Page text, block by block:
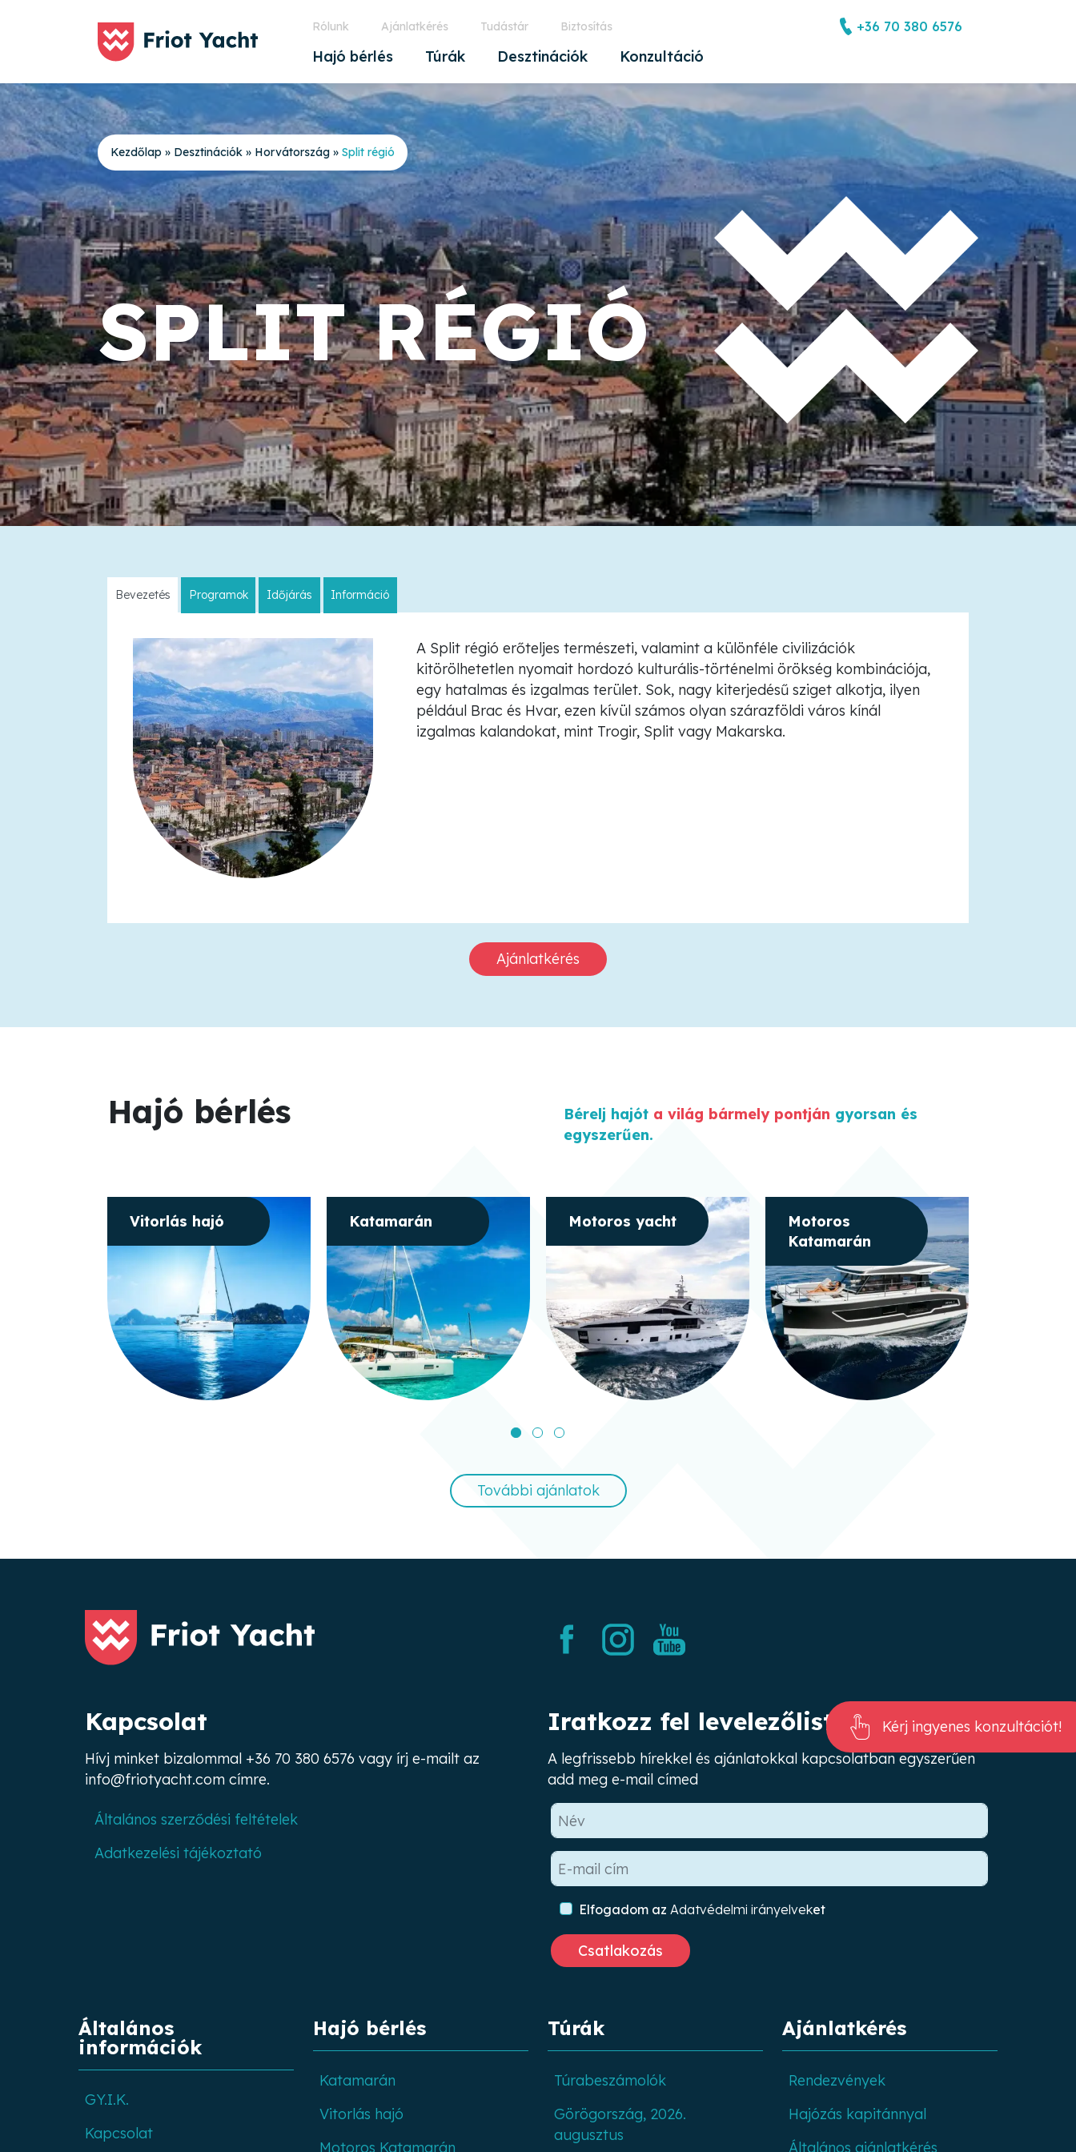
Rólunk Ajánlatkérés Tudástár Biztosítás +36 70 380 6576
Hajó bérlés Túrák Desztinációk Konzultáció
Kérj ingyenes konzultációt!
Kezdőlap » Desztinációk » Horvátország » Split régió
SPLIT RÉGIÓ
Bevezetés Programok Időjárás Információ
A Split régió erőteljes természeti, valamint a különféle civilizációk
kitörölhetetlen nyomait hordozó kulturális-történelmi örökség kombinációja,
egy hatalmas és izgalmas terület. Sok, nagy kiterjedésű sziget alkotja, ilyen
például Brac és Hvar, ezen kívül számos olyan szárazföldi város kínál
izgalmas kalandokat, mint Trogir, Split vagy Makarska.
Ajánlatkérés
Hajó bérlés Bérelj hajót a világ bármely pontján gyorsan és
egyszerűen.
Vitorlás hajó Katamarán Motoros yacht
Motoros
Katamarán
További ajánlatok
Kapcsolat
Hívj minket bizalommal +36 70 380 6576 vagy írj e-mailt az
info@friotyacht.com címre.
Általános szerződési feltételek
Adatkezelési tájékoztató
Iratkozz fel levelezőlistánkra
A legfrissebb hírekkel és ajánlatokkal kapcsolatban egyszerűen
add meg e-mail címed
Elfogadom azAdatvédelmi irányelveket
Általános
információk
GY.I.K.
Kapcsolat
Hajó bérlés
Katamarán
Vitorlás hajó
Motoros Katamarán
Túrák
Túrabeszámolók
Görögország, 2026.
augusztus
Ajánlatkérés
Rendezvények
Hajózás kapitánnyal
Általános ajánlatkérés